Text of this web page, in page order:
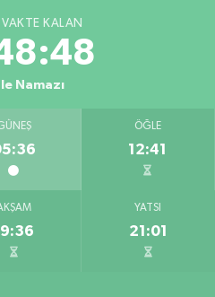
KALAN
Namazı
ÖĞLE
12:41
YATSI
21:01